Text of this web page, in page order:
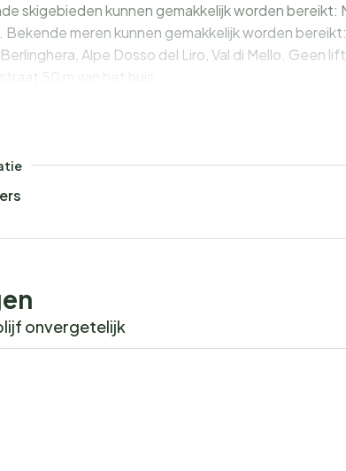
skigebieden kunnen gemakkelijk worden bereikt:
meren kunnen gemakkelijk worden
Alpe Dosso del Liro, Val di Mello. Geen
50 m van het huis.
onvergetelijk